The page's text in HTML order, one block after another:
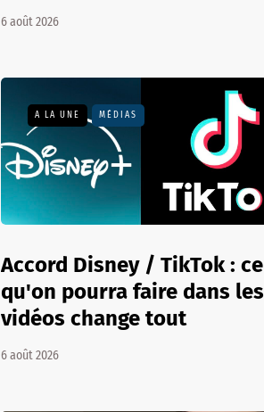
6 août 2026
A LA UNE MÉDIAS
Accord Disney / TikTok : ce
qu'on pourra faire dans les
vidéos change tout
6 août 2026